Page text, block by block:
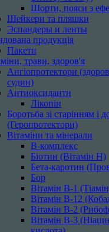
Шорти, пояси з
Шейкери та пляшки
Эспандеры и ленты
продукція
Пакети
трави, здоров'я
Ангіопротектори
судин)
Антиоксиданти
Лікопін
Боротьба зі старінням і
(Геропротектори)
Вітаміни та мінерали
B-комплекс
Біотин (Вітамін H)
Бета-каротин
Бор
Вітамін B-1
Вітамін B-12
Вітамін B-2
Вітамін B-3